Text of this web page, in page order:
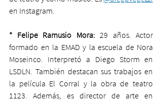
en Instagram.
* Felipe Ramusio Mora: 29 años. Actor
formado en la EMAD y la escuela de Nora
Moseinco. Interpretó a Diego Storm en
LSDLN. También destacan sus trabajos en
la película El Corral y la obra de teatro
1123. Además, es director de arte en